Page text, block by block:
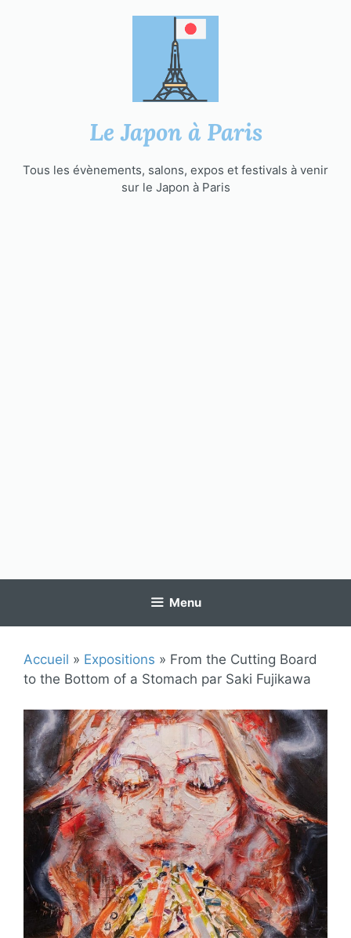
Le Japon à Paris
Tous les évènements, salons, expos et festivals à venir
sur le Japon à Paris
Menu
Accueil » Expositions » From the Cutting Board
to the Bottom of a Stomach par Saki Fujikawa